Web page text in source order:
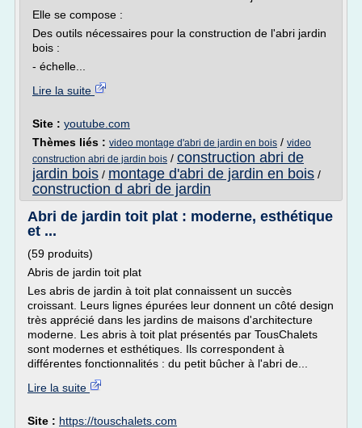
Elle se compose :
Des outils nécessaires pour la construction de l'abri jardin
bois :
- échelle...
Lire la suite
Site : youtube.com
Thèmes liés : video montage d'abri de jardin en bois / video
construction abri de jardin bois / construction abri de
jardin bois / montage d'abri de jardin en bois /
construction d abri de jardin
Abri de jardin toit plat : moderne, esthétique
et ...
(59 produits)
Abris de jardin toit plat
Les abris de jardin à toit plat connaissent un succès
croissant. Leurs lignes épurées leur donnent un côté design
très apprécié dans les jardins de maisons d'architecture
moderne. Les abris à toit plat présentés par TousChalets
sont modernes et esthétiques. Ils correspondent à
différentes fonctionnalités : du petit bûcher à l'abri de...
Lire la suite
Site : https://touschalets.com